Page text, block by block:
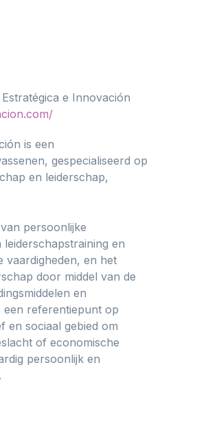
e Innovación
is een
gespecialiseerd op
en leiderschap,
persoonlijke
en
vaardigheden, en het
door middel van de
en
een referentiepunt op
en sociaal gebied om
of economische
persoonlijk en